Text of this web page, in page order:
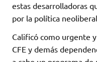
estas desarrolladoras
por la política
Calificó como urgente
CFE y demás